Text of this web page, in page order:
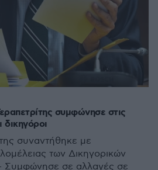
συμφώνησε στις
δικηγόροι
συναντήθηκε με
των Δικηγορικών
Συμφώνησε σε αλλαγές σε